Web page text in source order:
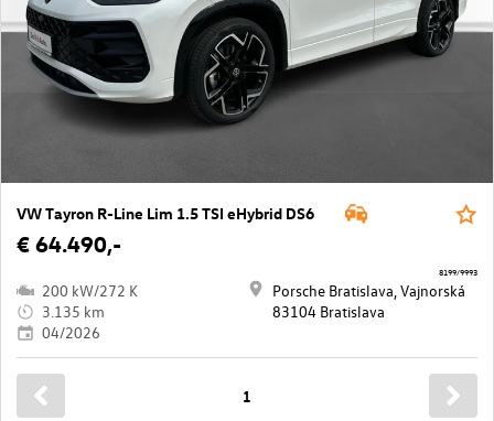
VW Tayron R-Line Lim 1.5 TSI eHybrid DS6
€ 64.490,-
200 kW/272 K
3.135 km
04/2026
Porsche Bratislava, Vajnorská
83104 Bratislava
8199/9993
1